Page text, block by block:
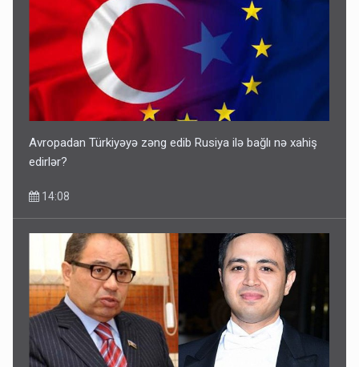
Avropadan Türkiyəyə zəng edib Rusiya ilə bağlı nə xahiş
edirlər?
14:08